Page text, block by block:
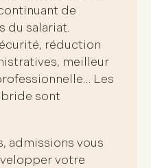
de
du salariat.
réduction
meilleur
Les
sont
admissions vous
votre